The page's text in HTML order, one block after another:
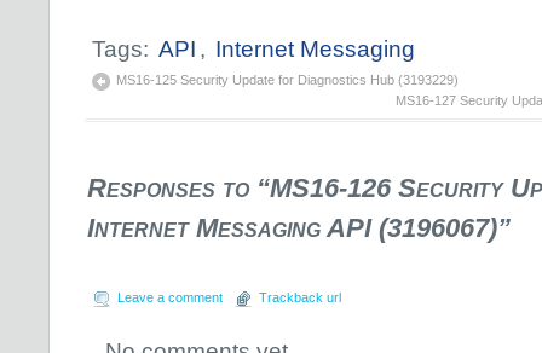
Tags: API , Internet Messaging
MS16-125 Security Update for Diagnostics Hub (3193229)
MS16-127 Security
Responses to “MS16-126 Security
Internet Messaging API (3196067)”
Leave a comment Trackback url